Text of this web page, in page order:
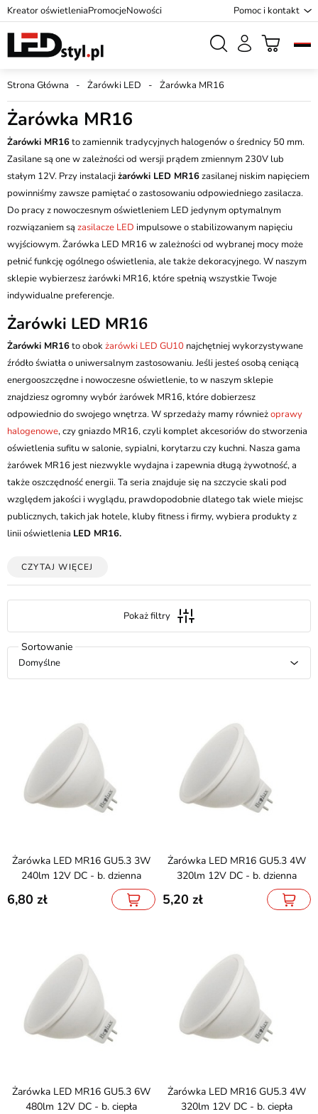
Kreator oświetleniaPromocjeNowości Pomoc i kontakt
Strona Główna Żarówki LED Żarówka MR16
Żarówka MR16
Żarówki MR16to zamiennik tradycyjnych halogenów o średnicy 50 mm.
Zasilane są one w zależności od wersji prądem zmiennym 230V lub
stałym 12V. Przy instalacjiżarówki LED MR16zasilanej niskim napięciem
powinniśmy zawsze pamiętać o zastosowaniu odpowiedniego zasilacza.
Do pracy z nowoczesnym oświetleniem LED jedynym optymalnym
rozwiązaniem są zasilacze LED impulsowe o stabilizowanym napięciu
wyjściowym. Żarówka LED MR16 w zależności od wybranej mocy może
pełnić funkcję ogólnego oświetlenia, ale także dekoracyjnego. W naszym
sklepie wybierzesz żarówki MR16, które spełnią wszystkie Twoje
indywidualne preferencje.
Żarówki LED MR16
Żarówki MR16to obok żarówki LED GU10 najchętniej wykorzystywane
źródło światła o uniwersalnym zastosowaniu. Jeśli jesteś osobą ceniącą
energooszczędne i nowoczesne oświetlenie, to w naszym sklepie
znajdziesz ogromny wybór żarówek MR16, które dobierzesz
odpowiednio do swojego wnętrza. W sprzedaży mamy równieżoprawy
halogenowe, czy gniazdo MR16, czyli komplet akcesoriów do stworzenia
oświetlenia sufitu w salonie, sypialni, korytarzu czy kuchni. Nasza gama
żarówek MR16 jest niezwykle wydajna i zapewnia długą żywotność, a
także oszczędność energii. Ta seria znajduje się na szczycie skali pod
względem jakości i wyglądu, prawdopodobnie dlatego tak wiele miejsc
publicznych, takich jak hotele, kluby fitness i firmy, wybiera produkty z
linii oświetlenia LED MR16.
CZYTAJ WIĘCEJ
Pokaż filtry
Domyślne
Żarówka LED MR16 GU5.3 3W
240lm 12V DC - b. dzienna
6,80
Żarówka LED MR16 GU5.3 4W
320lm 12V DC - b. dzienna
5,20
Żarówka LED MR16 GU5.3 6W
480lm 12V DC - b. ciepła
Żarówka LED MR16 GU5.3 4W
320lm 12V DC - b. ciepła